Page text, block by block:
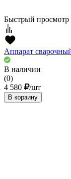
Быстрый просмотр
Аппарат
В наличии
(0)
4 580
/шт
В корзину